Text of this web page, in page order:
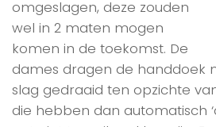
omgeslagen, deze zouden
wel in 2 maten mogen
komen in de toekomst. De
dames dragen de handdoek
slag gedraaid ten opzichte
die hebben dan automatisch